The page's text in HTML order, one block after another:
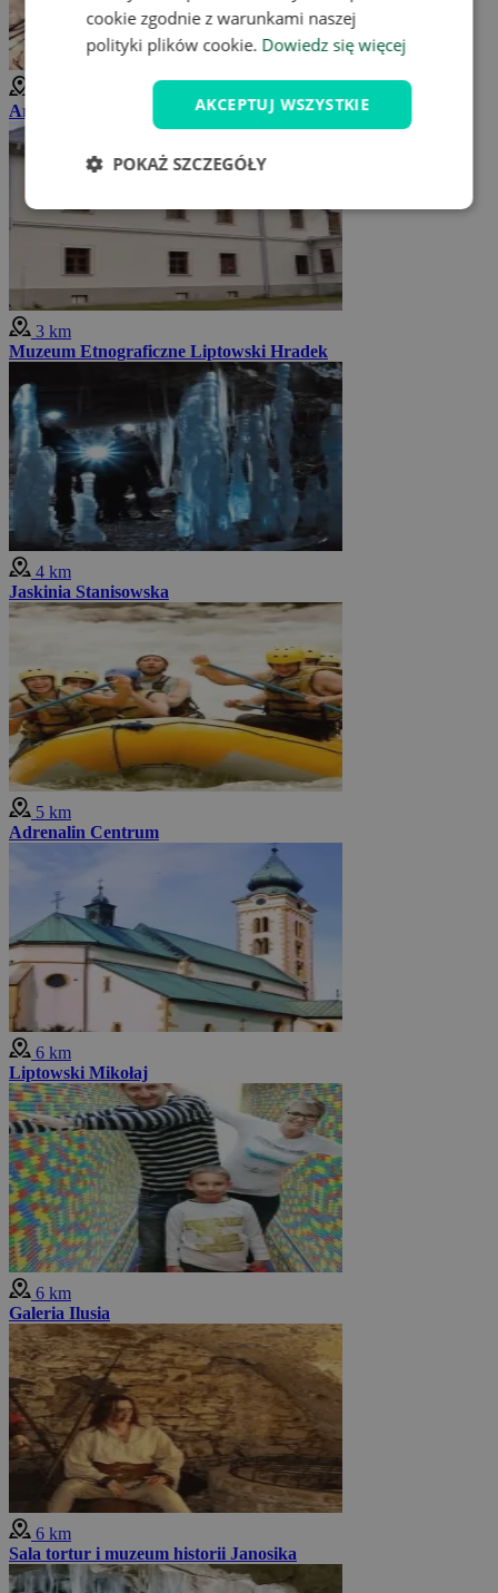
Arboretum Liptowski Gródek
3 km
Muzeum Etnograficzne Liptowski Hradek
4 km
Jaskinia Stanisowska
5 km
Adrenalin Centrum
6 km
Liptowski Mikołaj
6 km
Galeria Ilusia
6 km
Sala tortur i muzeum historii Janosika
cookie zgodnie z warunkami naszej
polityki plików cookie. Dowiedz się więcej
AKCEPTUJ WSZYSTKIE
POKAŻ SZCZEGÓŁY